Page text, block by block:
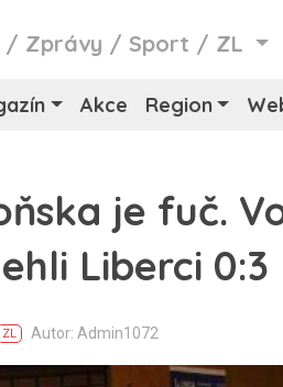
/ Zprávy /Sport / ZL
Akce Region
je fuč.
Liberci 0:3
ZL Autor: Admin1072